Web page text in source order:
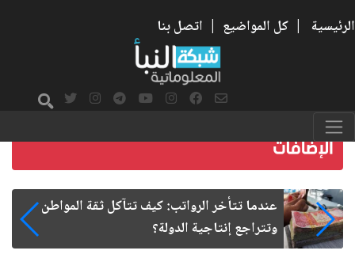
الرئيسية | كل المواضيع | اتصل بنا
صمت الطريق بعد الأربعين